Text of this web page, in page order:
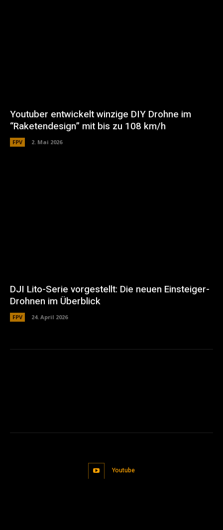
Youtuber entwickelt winzige DIY Drohne im
“Raketendesign” mit bis zu 108 km/h
FPV 2. Mai 2026
DJI Lito-Serie vorgestellt: Die neuen Einsteiger-
Drohnen im Überblick
FPV 24. April 2026
Youtube